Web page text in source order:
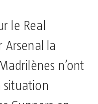
le Real
Arsenal la
n’ont
situation